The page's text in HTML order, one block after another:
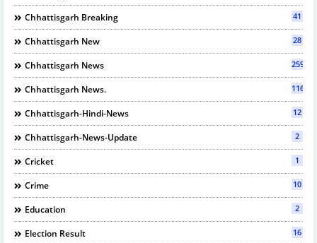
Chhattisgarh Breaking 41
Chhattisgarh New 28
Chhattisgarh News 2595
Chhattisgarh News. 116
Chhattisgarh-Hindi-News 12
Chhattisgarh-News-Update 2
Cricket 1
Crime 10
Education 2
Election Result 16